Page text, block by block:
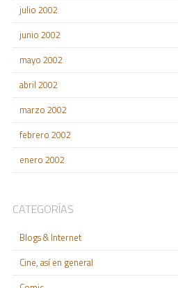
julio 2002
junio 2002
mayo 2002
abril 2002
marzo 2002
febrero 2002
enero 2002
CATEGORÍAS
Blogs & Internet
Cine, así en general